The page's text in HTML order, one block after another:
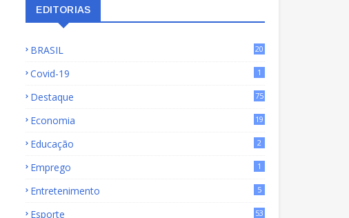
EDITORIAS
BRASIL
20
Covid-19 1
Destaque
75
Economia
19
Educação 2
Emprego 1
Entretenimento 5
Esporte 53